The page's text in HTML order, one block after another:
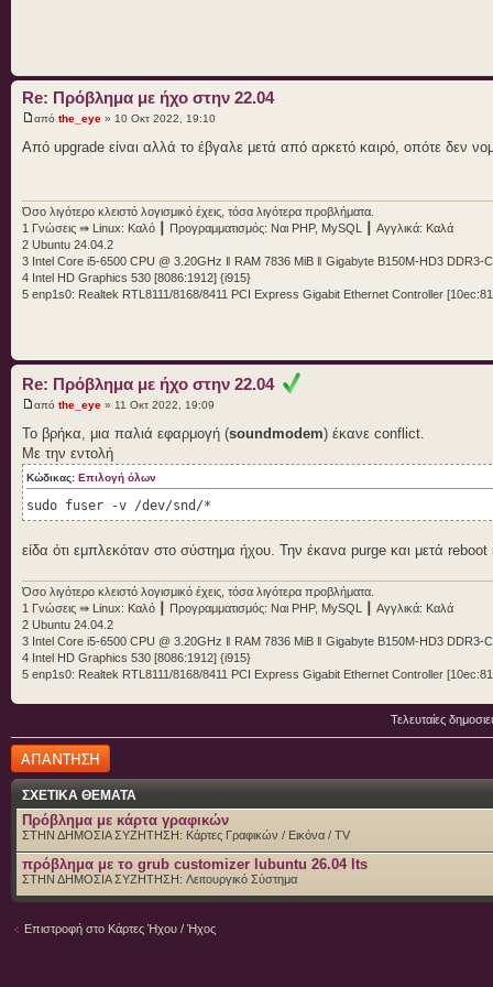
/sys/bus/acpi/devices/PNP0C0F:07/status 9
/sys/bus/acpi/devices/device:69/status 15
/sys/bus/acpi/devices/device:75/status 11
Kernel release: 5.15.0-48-generic
Operating System: GNU/Linux
Architecture: x86_64
Processor: x86_64
SMP Enabled: Yes
Driver version: k5.15.0-48-generic
Library version: 1.2.6.1
Utilities version: 1.2.6
!!Loaded ALSA modules
!!-------------------
snd_hda_intel (card 0)
!!----------------------------
PipeWire:
Installed - Yes (/usr/bin/pipewire)
Running - Yes
Pulseaudio:
!!Soundcards recognised by ALSA
!!-----------------------------
0 [PCH ]: HDA-Intel - HDA Intel PCH
HDA Intel PCH at 0xef220000 irq 137
!!PCI Soundcards installed in the system
!!--------------------------------------
00:1f.3 Audio device [0403]: Intel Corporation 100 Series/
Subsystem: Gigabyte Technology Co., Ltd 100 Series/C230
Re: Πρόβλημα με ήχο στην 22.04
από the_eye » 10 Οκτ 2022, 19:10
Από upgrade είναι αλλά το έβγαλε μετά από αρκετό καιρό, οπότε δεν
Όσο λιγότερο κλειστό λογισμικό έχεις, τόσα λιγότερα προβλήματα.
1 Γνώσεις ⇛ Linux: Καλό ┃ Προγραμματισμός: Ναι PHP, MySQL ┃ Αγγλικά: Καλά
2 Ubuntu 24.04.2
3 Intel Core i5-6500 CPU @ 3.20GHz ‖ RAM 7836 MiB ‖ Gigabyte B150M-HD3 DDR3-
4 Intel HD Graphics 530 [8086:1912] {i915}
5 enp1s0: Realtek RTL8111/8168/8411 PCI Express Gigabit Ethernet Controller
Re: Πρόβλημα με ήχο στην 22.04
από the_eye » 11 Οκτ 2022, 19:09
Το βρήκα, μια παλιά εφαρμογή (soundmodem) έκανε conflict.
Με την εντολή
Κώδικας: Επιλογή όλων
sudo fuser -v /dev/snd/*
είδα ότι εμπλεκόταν στο σύστημα ήχου. Την έκανα purge και μετά reboot
Όσο λιγότερο κλειστό λογισμικό έχεις, τόσα λιγότερα προβλήματα.
1 Γνώσεις ⇛ Linux: Καλό ┃ Προγραμματισμός: Ναι PHP, MySQL ┃ Αγγλικά: Καλά
2 Ubuntu 24.04.2
3 Intel Core i5-6500 CPU @ 3.20GHz ‖ RAM 7836 MiB ‖ Gigabyte B150M-HD3 DDR3-
4 Intel HD Graphics 530 [8086:1912] {i915}
5 enp1s0: Realtek RTL8111/8168/8411 PCI Express Gigabit Ethernet Controller
Τελευταίες
Δημιουργία
απάντησης
ΣΧΕΤΙΚΑ ΘΕΜΑΤΑ
Πρόβλημα με κάρτα γραφικών
ΣΤΗΝ ΔΗΜΟΣΙΑ ΣΥΖΗΤΗΣΗ: Κάρτες Γραφικών / Εικόνα / TV
πρόβλημα με το grub customizer lubuntu 26.04 lts
ΣΤΗΝ ΔΗΜΟΣΙΑ ΣΥΖΗΤΗΣΗ: Λειτουργικό Σύστημα
Επιστροφή στο Κάρτες Ήχου / Ήχος